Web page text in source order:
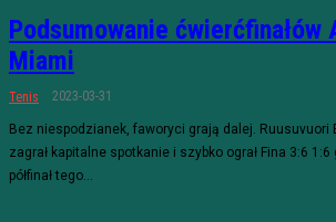
Podsumowanie ćwierćfinałów
Miami
Tenis 2023-03-31
Bez niespodzianek, faworyci grają dalej. Ruusuvuori
zagrał kapitalne spotkanie i szybko ograł Fina 3:6
półfinał tego...